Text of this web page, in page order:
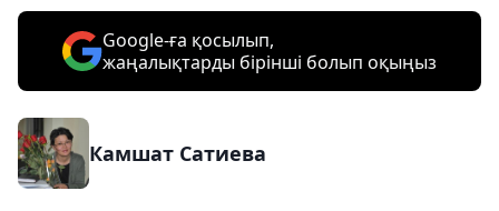
Google-ға қосылып,
жаңалықтарды бірінші болып оқыңыз
Камшат Сатиева